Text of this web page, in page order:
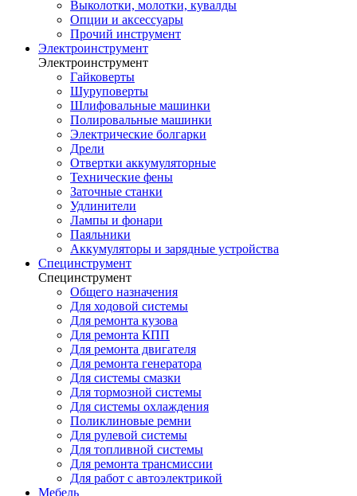
Выколотки, молотки, кувалды
Опции и аксессуары
Прочий инструмент
Электроинструмент
Электроинструмент
Гайковерты
Шуруповерты
Шлифовальные машинки
Полировальные машинки
Электрические болгарки
Дрели
Отвертки аккумуляторные
Технические фены
Заточные станки
Удлинители
Лампы и фонари
Паяльники
Аккумуляторы и зарядные устройства
Специнструмент
Специнструмент
Общего назначения
Для ходовой системы
Для ремонта кузова
Для ремонта КПП
Для ремонта двигателя
Для ремонта генератора
Для системы смазки
Для тормозной системы
Для системы охлаждения
Поликлиновые ремни
Для рулевой системы
Для топливной системы
Для ремонта трансмиссии
Для работ с автоэлектрикой
Мебель